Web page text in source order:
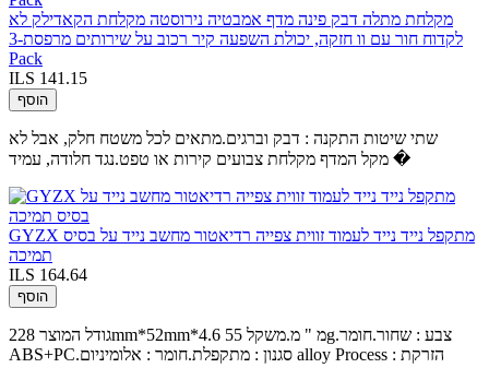
מקלחת מתלה דבק פינה מדף אמבטיה נירוסטה מקלחת הקאדילק לא
לקדוח חור עם וו חזקה, יכולת השפעה קיר רכוב על שירותים מרפסת-3
Pack
ILS 141.15
הוסף
שתי שיטות התקנה : דבק וברגים.מתאים לכל משטח חלק, אבל לא
מקל המדף מקלחת צבועים קירות או טפט.נגד חלודה, עמיד �
GYZX מתקפל נייד נייד לעמוד זווית צפייה רדיאטור מחשב נייד על בסיס
תמיכה
ILS 164.64
הוסף
גודל המוצר 228mm*52mm*4.6 מ " מ.משקל 55g.צבע : שחור.חומר
ABS+PC.סגנון : מתקפלת.חומר : אלומיניום alloy Process : הזרקת